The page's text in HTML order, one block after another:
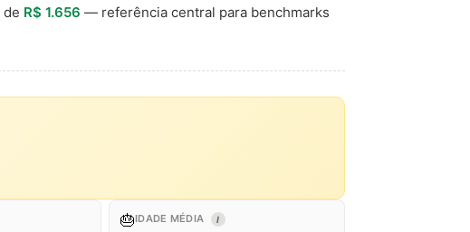
de R$ 1.656 — referência central para benchmarks
🎂IDADE MÉDIA I